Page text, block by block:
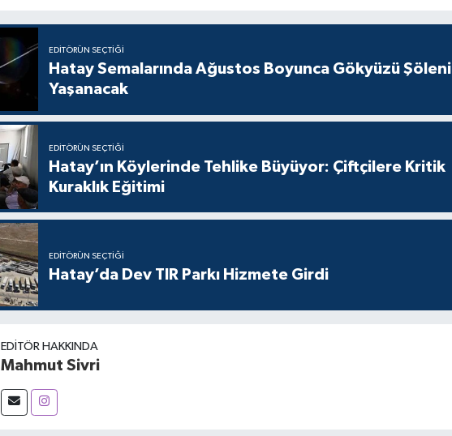
EDITÖRÜN SEÇTIĞI
Hatay Semalarında Ağustos Boyunca Gökyüzü Şöleni
Yaşanacak
EDITÖRÜN SEÇTIĞI
Hatay’ın Köylerinde Tehlike Büyüyor: Çiftçilere Kritik
Kuraklık Eğitimi
EDITÖRÜN SEÇTIĞI
Hatay’da Dev TIR Parkı Hizmete Girdi
EDITÖR HAKKINDA
Mahmut Sivri